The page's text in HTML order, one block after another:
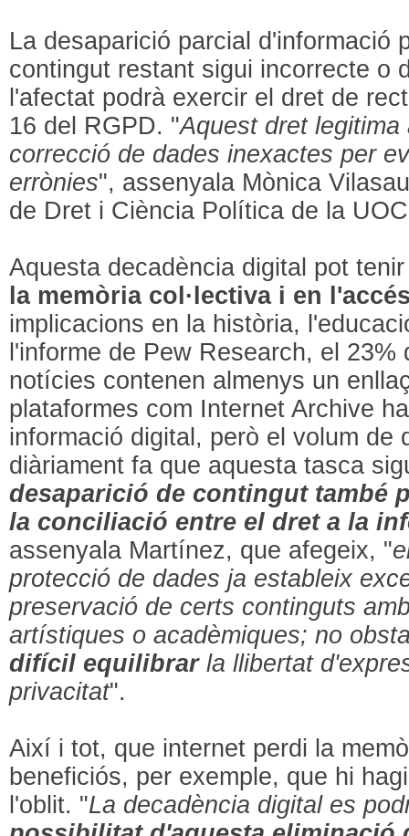
La desaparició parcial d'informació
contingut restant sigui incorrecte o
l'afectat podrà exercir el dret de
16 del RGPD. "Aquest dret legitima
correcció de dades inexactes per
errònies", assenyala Mònica
de Dret i Ciència Política de la
Aquesta decadència digital pot
la memòria col·lectiva i en
implicacions en la història,
l'informe de Pew Research, el 23%
notícies contenen almenys un
plataformes com Internet Archive
informació digital, però el volum de
diàriament fa que aquesta tasca
desaparició de contingut també
la conciliació entre el dret a la
assenyala Martínez, que afegeix, "
protecció de dades ja estableix
preservació de certs continguts
artístiques o acadèmiques; no
difícil equilibrarla llibertat
privacitat".
Així i tot, que internet perdi la
beneficiós, per exemple, que hi
l'oblit. "La decadència digital es